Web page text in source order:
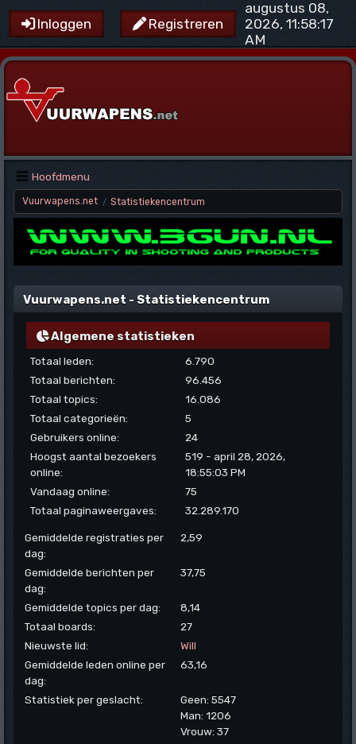
Inloggen Registreren
augustus 08,
2026, 11:58:17
AM
Hoofdmenu
Vuurwapens.net / Statistiekencentrum
Vuurwapens.net - Statistiekencentrum
Algemene statistieken
Totaal leden:
6.790
Totaal berichten:
96.456
Totaal topics:
16.086
Totaal categorieën:
5
Gebruikers online:
24
Hoogst aantal bezoekers
online:
519 - april 28, 2026,
18:55:03 PM
Vandaag online:
75
Totaal paginaweergaves:
32.289.170
Gemiddelde registraties per
dag:
2,59
Gemiddelde berichten per
dag:
37,75
Gemiddelde topics per dag:
8,14
Totaal boards:
27
Nieuwste lid:
Will
Gemiddelde leden online per
dag:
63,16
Statistiek per geslacht:
Geen: 5547
Man: 1206
Vrouw: 37